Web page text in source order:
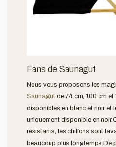
Fans de Saunagut
Nous vous proposons les
Saunagut de 74 cm, 100 cm
disponibles en blanc et noir et
uniquement disponible en
résistants, les chiffons sont
beaucoup plus longtemps.De